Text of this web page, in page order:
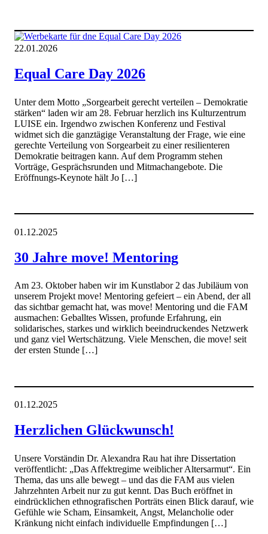
22.01.2026
Equal Care Day 2026
Unter dem Motto „Sorgearbeit gerecht verteilen – Demokratie
stärken“ laden wir am 28. Februar herzlich ins Kulturzentrum
LUISE ein. Irgendwo zwischen Konferenz und Festival
widmet sich die ganztägige Veranstaltung der Frage, wie eine
gerechte Verteilung von Sorgearbeit zu einer resilienteren
Demokratie beitragen kann. Auf dem Programm stehen
Vorträge, Gesprächsrunden und Mitmachangebote. Die
Eröffnungs-Keynote hält Jo […]
01.12.2025
30 Jahre move! Mentoring
Am 23. Oktober haben wir im Kunstlabor 2 das Jubiläum von
unserem Projekt move! Mentoring gefeiert – ein Abend, der all
das sichtbar gemacht hat, was move! Mentoring und die FAM
ausmachen: Geballtes Wissen, profunde Erfahrung, ein
solidarisches, starkes und wirklich beeindruckendes Netzwerk
und ganz viel Wertschätzung. Viele Menschen, die move! seit
der ersten Stunde […]
01.12.2025
Herzlichen Glückwunsch!
Unsere Vorständin Dr. Alexandra Rau hat ihre Dissertation
veröffentlicht: „Das Affektregime weiblicher Altersarmut“. Ein
Thema, das uns alle bewegt – und das die FAM aus vielen
Jahrzehnten Arbeit nur zu gut kennt. Das Buch eröffnet in
eindrücklichen ethnografischen Porträts einen Blick darauf, wie
Gefühle wie Scham, Einsamkeit, Angst, Melancholie oder
Kränkung nicht einfach individuelle Empfindungen […]